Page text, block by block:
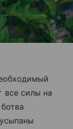
все силы на